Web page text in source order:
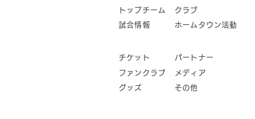
トップチーム
試合情報
クラブ
ホームタウン活動
チケット
ファンクラブ
グッズ
パートナー
メディア
その他